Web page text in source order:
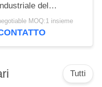
del
lubrificatore automatico
la mola a
MOQ:1 insieme
Tutti